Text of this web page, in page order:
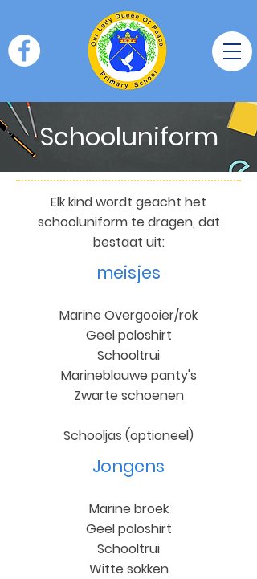
Schooluniform
Elk kind wordt geacht het
schooluniform te dragen, dat
bestaat uit:
meisjes
Marine Overgooier/rok
Geel poloshirt
Schooltrui
Marineblauwe panty's
Zwarte schoenen
Schooljas (optioneel)
Jongens
Marine broek
Geel poloshirt
Schooltrui
Witte sokken